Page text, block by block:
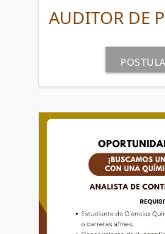
AUDITOR DE